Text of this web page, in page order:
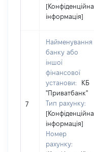
[Конфіденційна
інформація]
7
Найменування
банку або
іншої
фінансової
установи:
КБ
"Приватбанк"
Тип рахунку:
[Конфіденційна
інформація]
Номер
рахунку: